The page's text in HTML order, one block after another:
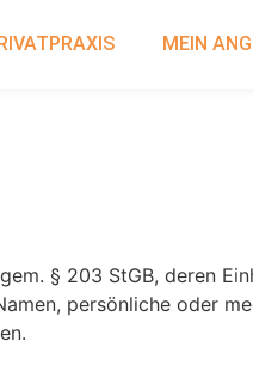
MEIN
§ 203 StGB, deren
persönliche oder